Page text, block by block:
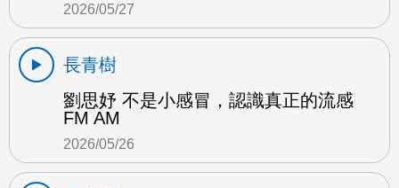
2026/05/27
長青樹
劉思妤 不是小感冒，認識真正的流感
FM AM
2026/05/26